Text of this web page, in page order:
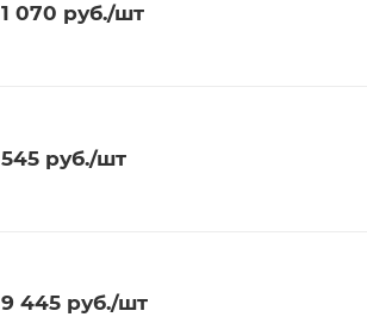
1 070 руб./шт
545руб./шт
9 445руб./шт